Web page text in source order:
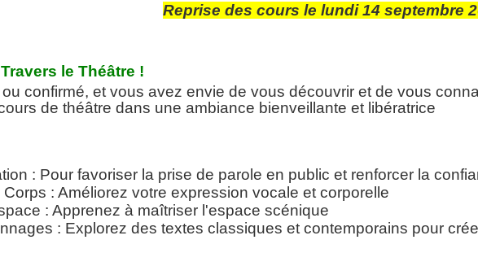
Pour célébrer cet anniversaire, nous vous invitons à découvrir
Une pièce historique, sensible et profondément humaine qui nous
à la disparition soudaine de leurs élèves. Entre émotion,
Théâtre de la Gobinière – Orvault
Vendredi 3, samedi 4 et lundi 6 juillet 2026 à
Dimanche 5 juillet 2026 à 17h00
sont avant tout une aventure collective, nous avons imaginé
Reprise des cours le lundi 14 septembre
le Théâtre !
confirmé, et vous avez envie de vous découvrir et de vous
de théâtre dans une ambiance bienveillante et libératrice
: Pour favoriser la prise de parole en public et renforcer la
: Améliorez votre expression vocale et corporelle
: Apprenez à maîtriser l'espace scénique
: Explorez des textes classiques et contemporains pour